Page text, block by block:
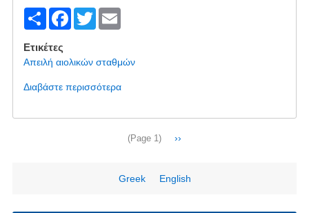
S
h
ar
e
F
c
e
o
T
tt
er
E
ail
Ετικέτες
Απειλή αιολικών σταθμών
Διαβάστε περισσότεραγια
Ο
των
στην
(Page 1)
Next
››
Greek English